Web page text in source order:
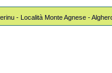
- Località Monte Agnese -